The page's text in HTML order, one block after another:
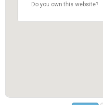
Do you own this website?